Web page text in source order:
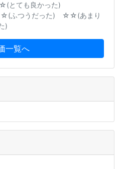
とても良かった)
つうだった) ☆☆(あまり
)
一覧へ